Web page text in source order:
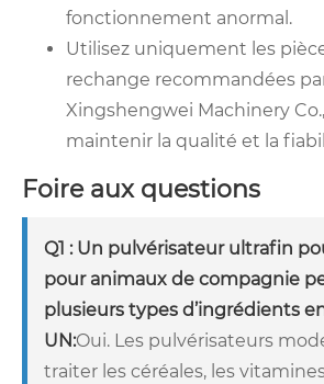
fonctionnement anormal.
Utilisez uniquement les
rechange recommandées
Xingshengwei Machinery
maintenir la qualité et la
Foire aux questions
Q1 : Un pulvérisateur ultrafin
pour animaux de compagnie
plusieurs types d’ingrédients
UN:Oui. Les pulvérisateurs
traiter les céréales, les